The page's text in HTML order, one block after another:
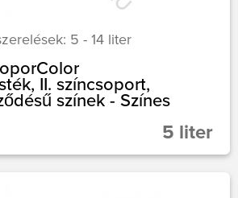
5 - 14 liter
II. színcsoport,
színek - Színes
5 liter